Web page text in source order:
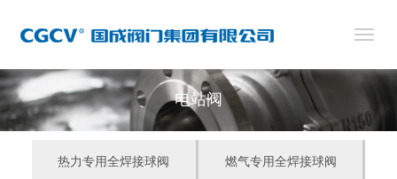
切
导
电站阀
热力专用全焊接球阀 燃气专用全焊接球阀